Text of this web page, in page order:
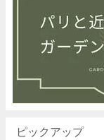
ピックアップ